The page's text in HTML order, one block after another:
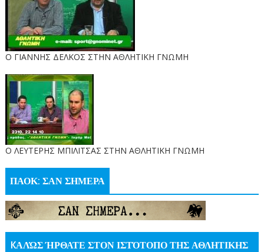
Ο ΓΙΑΝΝΗΣ ΔΕΛΚΟΣ ΣΤΗΝ ΑΘΛΗΤΙΚΗ ΓΝΩΜΗ
O ΛΕΥΤΕΡΗΣ ΜΠΙΛΙΤΣΑΣ ΣΤΗΝ ΑΘΛΗΤΙΚΗ ΓΝΩΜΗ
ΠΑΟΚ: ΣΑΝ ΣΗΜΕΡΑ
KΑΛΏΣ ΉΡΘΑΤΕ ΣΤΟΝ ΙΣΤΌΤΟΠΟ ΤΗΣ ΑΘΛΗΤΙΚΗΣ